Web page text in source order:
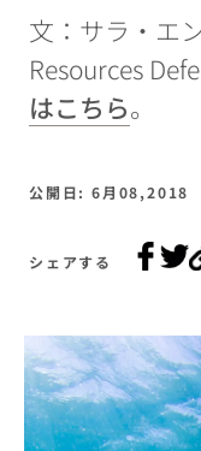
文：サラ・エ
Resources
はこちら。
公開日: 6月08,2018
シェアする